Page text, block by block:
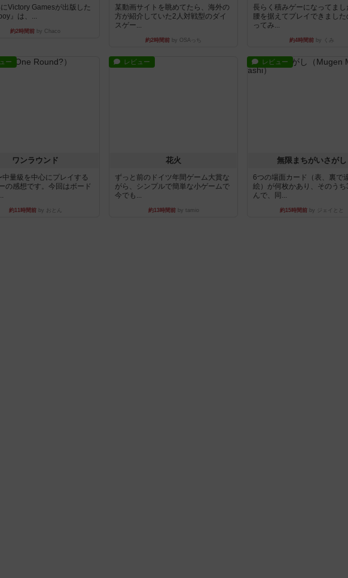
Victory Gamesが出版した
』は、...
約2時間前 by Chaco
某動画サイトを眺めてたら、海外の
方が紹介していた2人対戦型のダイ
スゲー...
約2時間前 by OSAっち
長らく積みゲーになってまし
腰を据えてプレイできました
ってみ...
約4時間前by くみ
ー
ワンラウンド
中量級を中心にプレイする
の感想です。今回はボード
約11時間前by おとん
レビュー
花火
ずっと前のドイツ年間ゲーム大賞な
がら、シンプルで簡単な小ゲームで
今でも...
約13時間前by tamio
レビュー
無限まちがいさがし
6つの場面カード（表、裏で
絵）が何枚かあり、そのうち
んで、同...
約15時間前by ジェイとと